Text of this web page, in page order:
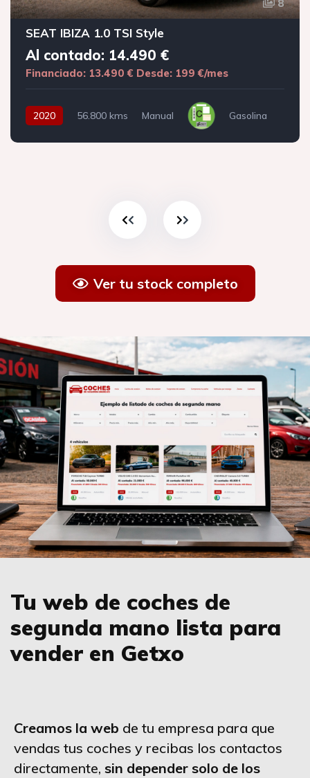
8
SEAT IBIZA 1.0 TSI Style
Al contado: 14.490 €
Financiado: 13.490 € Desde: 199 €/mes
2020 56.800 kms Manual Gasolina
Ver tu stock completo
Tu web de coches de
segunda mano lista para
vender en Getxo
Creamos la web de tu empresa para que
vendas tus coches y recibas los contactos
directamente, sin depender solo de los